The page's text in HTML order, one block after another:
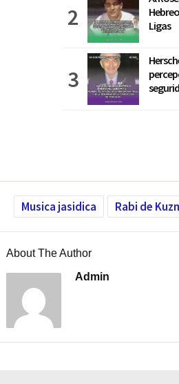
Ligas
Musica jasidica Rabi de
About The Author
Admin